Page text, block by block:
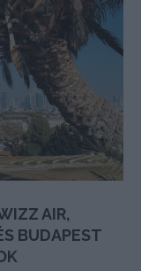
AIR,
BUDAPEST